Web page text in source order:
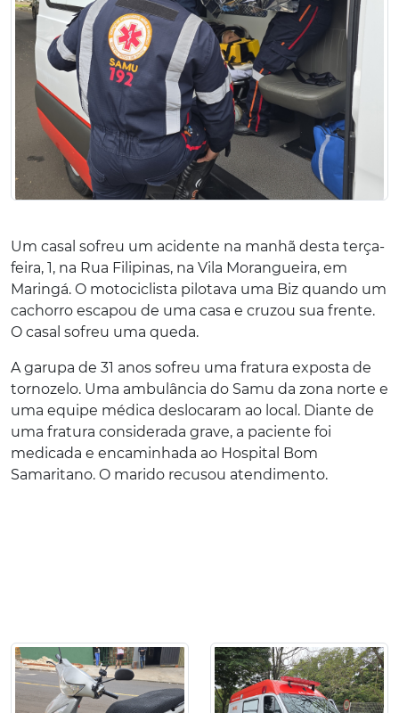
Um casal sofreu um acidente na manhã desta terça-
feira, 1, na Rua Filipinas, na Vila Morangueira, em
Maringá. O motociclista pilotava uma Biz quando um
cachorro escapou de uma casa e cruzou sua frente.
O casal sofreu uma queda.
A garupa de 31 anos sofreu uma fratura exposta de
tornozelo. Uma ambulância do Samu da zona norte e
uma equipe médica deslocaram ao local. Diante de
uma fratura considerada grave, a paciente foi
medicada e encaminhada ao Hospital Bom
Samaritano. O marido recusou atendimento.